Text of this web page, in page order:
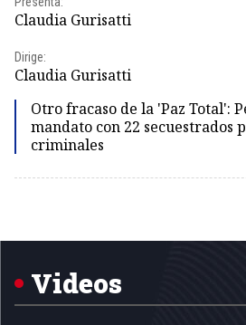
Claudia Gurisatti
Dirige:
Claudia Gurisatti
Otro fracaso de la 'Paz Total':
mandato con 22 secuestrados
criminales
5
Videos